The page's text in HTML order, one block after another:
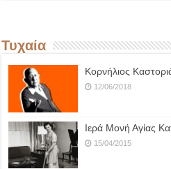
Τυχαία
Κορνήλιος
12/06/2018
Ιερά Μονή Αγίας
15/04/2015